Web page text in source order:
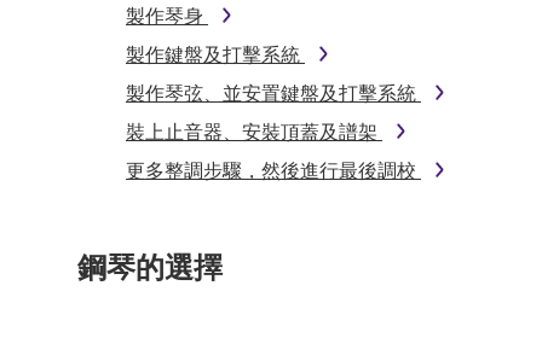
製作琴身
製作鍵盤及打擊系統
製作琴弦、並安置鍵盤及打擊系統
裝上止音器、安裝頂蓋及譜架
更多整調步驟，然後進行最後調校
鋼琴的選擇